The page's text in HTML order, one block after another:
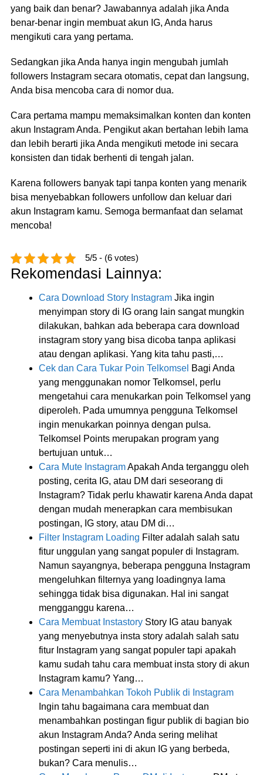
yang baik dan benar? Jawabannya adalah jika Anda
benar-benar ingin membuat akun IG, Anda harus
mengikuti cara yang pertama.
Sedangkan jika Anda hanya ingin mengubah jumlah
followers Instagram secara otomatis, cepat dan langsung,
Anda bisa mencoba cara di nomor dua.
Cara pertama mampu memaksimalkan konten dan konten
akun Instagram Anda. Pengikut akan bertahan lebih lama
dan lebih berarti jika Anda mengikuti metode ini secara
konsisten dan tidak berhenti di tengah jalan.
Karena followers banyak tapi tanpa konten yang menarik
bisa menyebabkan followers unfollow dan keluar dari
akun Instagram kamu. Semoga bermanfaat dan selamat
mencoba!
5/5 - (6 votes)
Rekomendasi Lainnya:
Cara Download Story Instagram Jika ingin
menyimpan story di IG orang lain sangat mungkin
dilakukan, bahkan ada beberapa cara download
instagram story yang bisa dicoba tanpa aplikasi
atau dengan aplikasi. Yang kita tahu pasti,…
Cek dan Cara Tukar Poin Telkomsel Bagi Anda
yang menggunakan nomor Telkomsel, perlu
mengetahui cara menukarkan poin Telkomsel yang
diperoleh. Pada umumnya pengguna Telkomsel
ingin menukarkan poinnya dengan pulsa.
Telkomsel Points merupakan program yang
bertujuan untuk…
Cara Mute InstagramApakah Anda terganggu oleh
posting, cerita IG, atau DM dari seseorang di
Instagram? Tidak perlu khawatir karena Anda dapat
dengan mudah menerapkan cara membisukan
postingan, IG story, atau DM di…
Filter Instagram Loading Filter adalah salah satu
fitur unggulan yang sangat populer di Instagram.
Namun sayangnya, beberapa pengguna Instagram
mengeluhkan filternya yang loadingnya lama
sehingga tidak bisa digunakan. Hal ini sangat
mengganggu karena…
Cara Membuat Instastory Story IG atau banyak
yang menyebutnya insta story adalah salah satu
fitur Instagram yang sangat populer tapi apakah
kamu sudah tahu cara membuat insta story di akun
Instagram kamu? Yang…
Cara Menambahkan Tokoh Publik di Instagram
Ingin tahu bagaimana cara membuat dan
menambahkan postingan figur publik di bagian bio
akun Instagram Anda? Anda sering melihat
postingan seperti ini di akun IG yang berbeda,
bukan? Cara menulis…